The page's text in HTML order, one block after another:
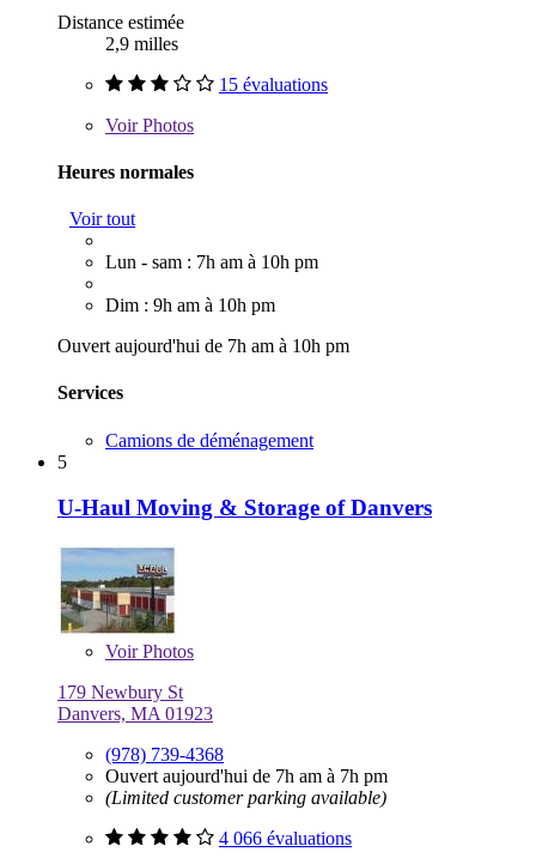
Distance estimée
2,9 milles
15 évaluations
VoirPhotos
Heures normales
Voir tout
Lun - sam : 7h am à 10h pm
Dim : 9h am à 10h pm
Ouvert aujourd'hui de 7h am à 10h pm
Services
Camions de déménagement
5
U-Haul Moving & Storage of Danvers
VoirPhotos
179 Newbury St
Danvers, MA 01923
(978) 739-4368
Ouvert aujourd'hui de 7h am à 7h pm
(Limited customer parking available)
4 066 évaluations